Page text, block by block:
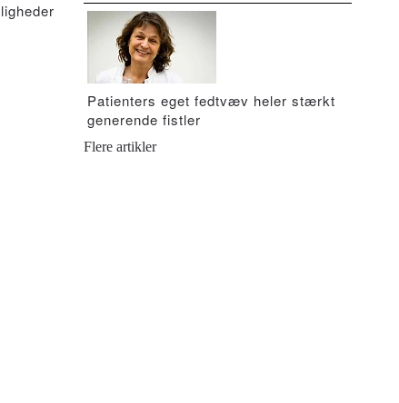
Patienters eget fedtvæv heler stærkt
generende fistler
Flere artikler